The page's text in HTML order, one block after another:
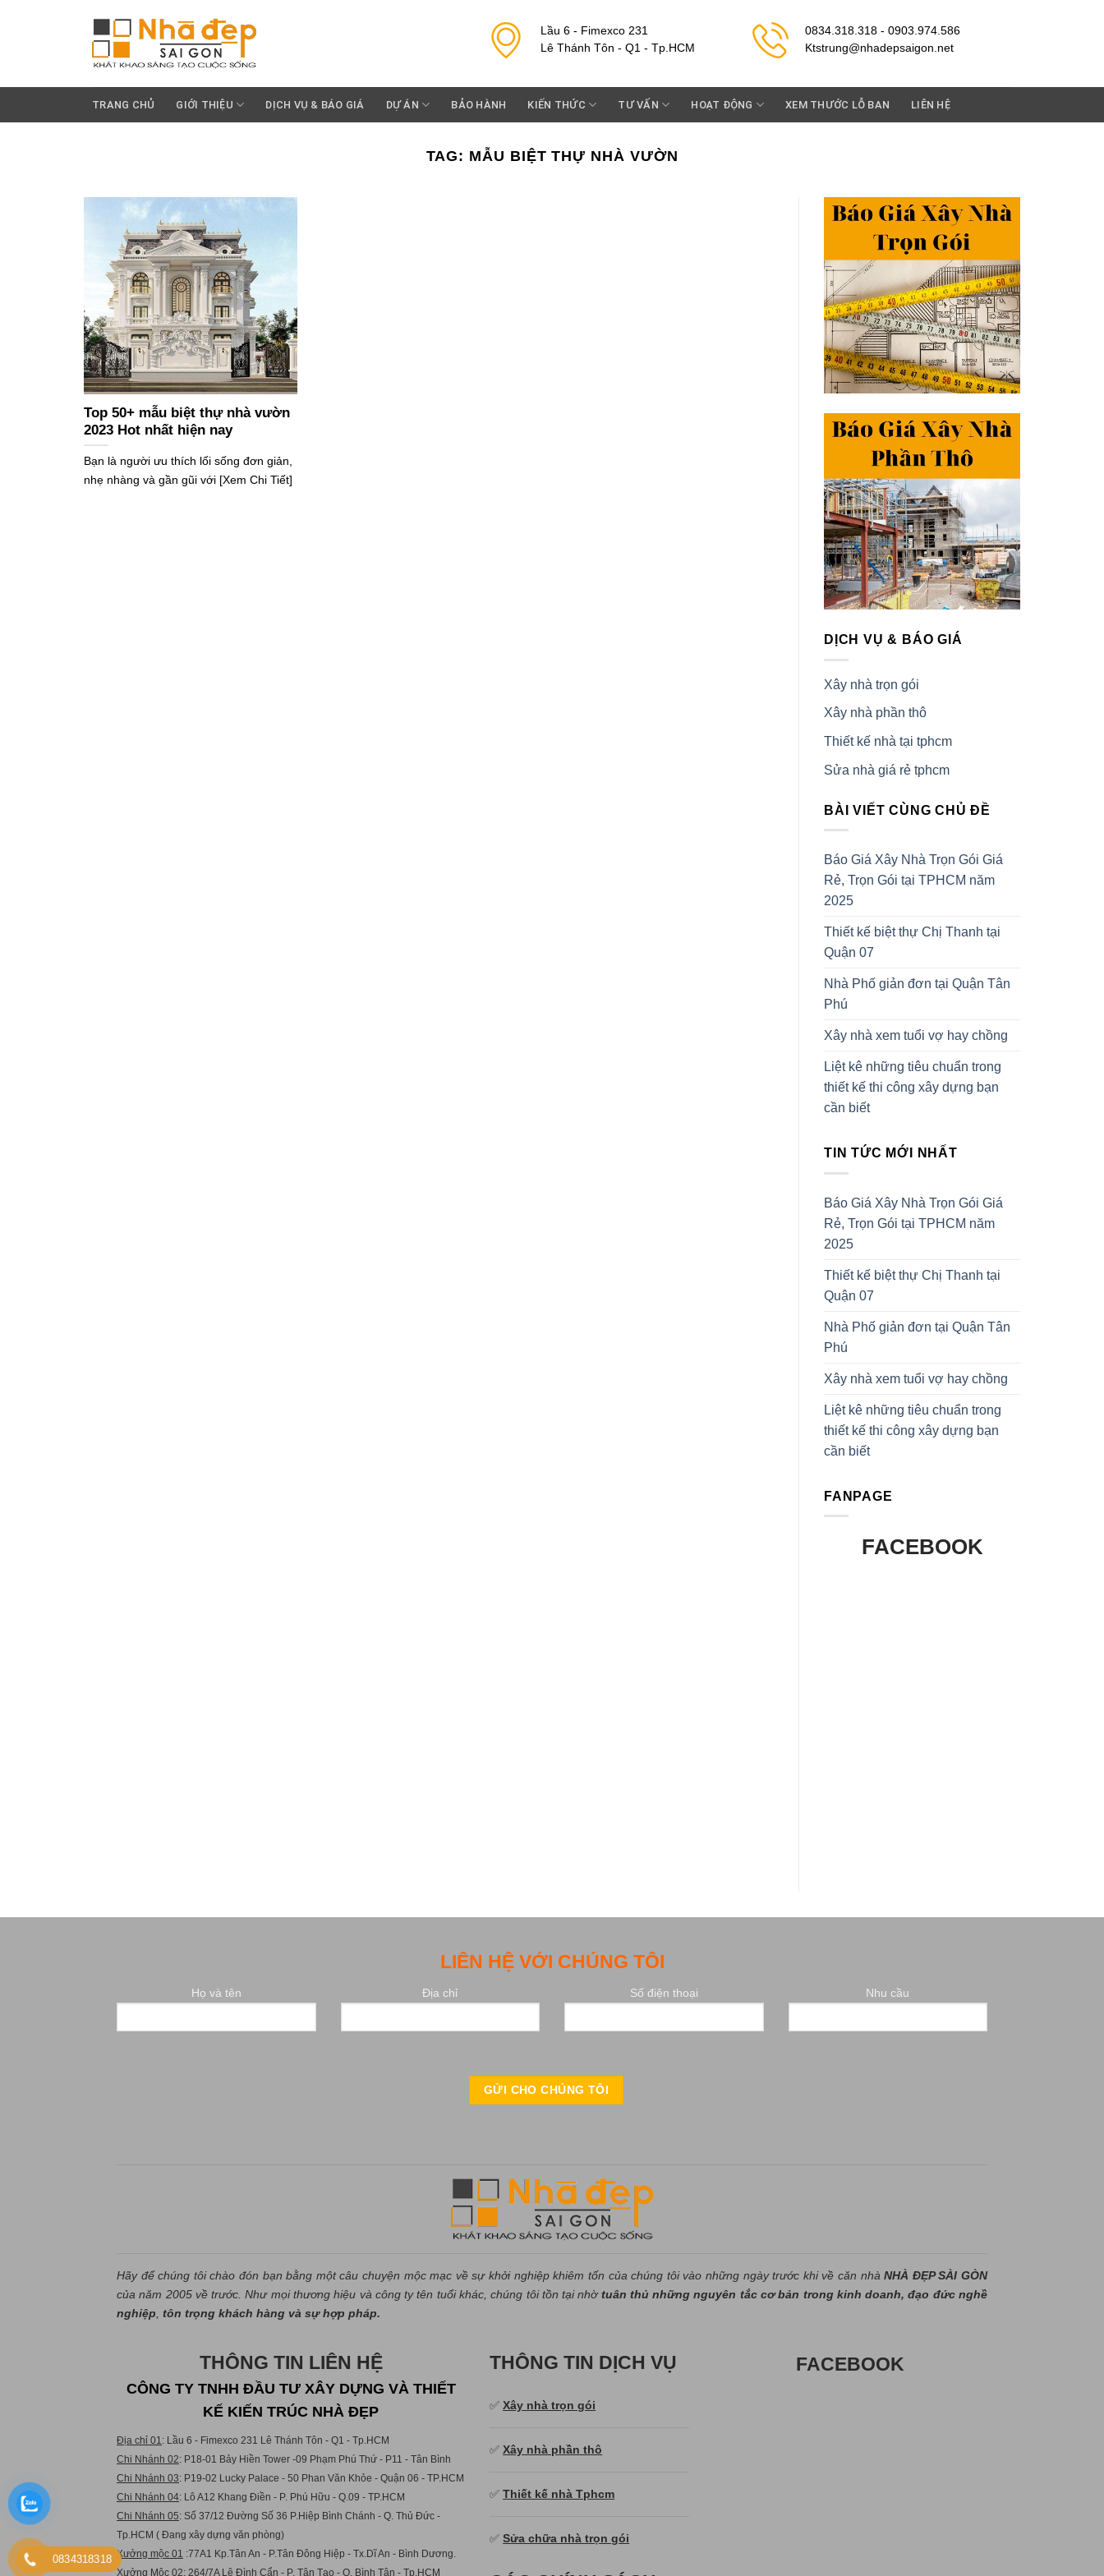
Lầu 6 - Fimexco 231
Lê Thánh Tôn - Q1 - Tp.HCM
0834.318.318 - 0903.974.586
Ktstrung@nhadepsaigon.net
TRANG CHỦ GIỚI THIỆU DỊCH VỤ & BÁO GIÁ DỰ ÁN BẢO HÀNH KIẾN THỨC TƯ VẤN HOẠT ĐỘNG XEM THƯỚC LỖ BAN LIÊN HỆ
TAG: MẪU BIỆT THỰ NHÀ VƯỜN
Top 50+ mẫu biệt thự nhà vườn
2023 Hot nhất hiện nay
Bạn là người ưu thích lối sống đơn giản,
nhẹ nhàng và gần gũi với [Xem Chi Tiết]
DỊCH VỤ & BÁO GIÁ
Xây nhà trọn gói
Xây nhà phần thô
Thiết kế nhà tại tphcm
Sửa nhà giá rẻ tphcm
BÀI VIẾT CÙNG CHỦ ĐỀ
Báo Giá Xây Nhà Trọn Gói Giá
Rẻ, Trọn Gói tại TPHCM năm
2025
Thiết kế biệt thự Chị Thanh tại
Quận 07
Nhà Phố giản đơn tại Quận Tân
Phú
Xây nhà xem tuổi vợ hay chồng
Liệt kê những tiêu chuẩn trong
thiết kế thi công xây dựng bạn
cần biết
TIN TỨC MỚI NHẤT
Báo Giá Xây Nhà Trọn Gói Giá
Rẻ, Trọn Gói tại TPHCM năm
2025
Thiết kế biệt thự Chị Thanh tại
Quận 07
Nhà Phố giản đơn tại Quận Tân
Phú
Xây nhà xem tuổi vợ hay chồng
Liệt kê những tiêu chuẩn trong
thiết kế thi công xây dựng bạn
cần biết
FANPAGE
FACEBOOK
LIÊN HỆ VỚI CHÚNG TÔI
Họ và tên Địa chỉ Số điện thoại Nhu cầu
Hãy để chúng tôi chào đón bạn bằng một câu chuyện mộc mạc về sự khởi nghiệp khiêm tốn của chúng tôi vào những ngày trước khi về căn nhàNHÀ ĐẸP SÀI GÒN
của năm 2005 về trước. Như mọi thương hiệu và công ty tên tuổi khác, chúng tôi tồn tại nhờ tuân thủ những nguyên tắc cơ bản trong kinh doanh, đạo đức nghề
nghiệp tôn trọng khách hàng và sự hợp pháp.
THÔNG TIN LIÊN HỆ
CÔNG TY TNHH ĐẦU TƯ XÂY DỰNG VÀ THIẾT
KẾ KIẾN TRÚC NHÀ ĐẸP
Địa chỉ 01 : Lầu 6 - Fimexco 231 Lê Thánh Tôn - Q1 - Tp.HCM
Chi Nhánh 02: P18-01 Bảy Hiền Tower -09 Phạm Phú Thứ - P11 - Tân Bình
Chi Nhánh 03: P19-02 Lucky Palace - 50 Phan Văn Khỏe - Quận 06 - TP.HCM
Chi Nhánh 04: Lô A12 Khang Điền - P. Phú Hữu - Q.09 - TP.HCM
Chi Nhánh 05: Số 37/12 Đường Số 36 P.Hiệp Bình Chánh - Q. Thủ Đức -
Tp.HCM ( Đang xây dựng văn phòng)
Xưởng mộc 01
:77A1 Kp.Tân An - P.Tân Đông Hiệp - Tx.Dĩ An - Bình Dương.
Xưởng Mộc 02: 264/7A Lê Đình Cẩn - P. Tân Tạo - Q. Bình Tân - Tp.HCM
THÔNG TIN DỊCH VỤ
✅Xây nhà trọn gói
✅Xây nhà phần thô
✅Thiết kế nhà Tphcm
✅Sửa chữa nhà trọn gói
FACEBOOK
0834318318